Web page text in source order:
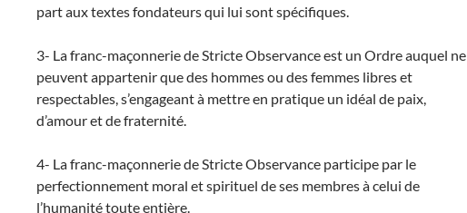
part aux textes fondateurs qui lui sont spécifiques.
3- La franc-maçonnerie de Stricte Observance est un Ordre auquel ne
peuvent appartenir que des hommes ou des femmes libres et
respectables, s’engageant à mettre en pratique un idéal de paix,
d’amour et de fraternité.
4- La franc-maçonnerie de Stricte Observance participe par le
perfectionnement moral et spirituel de ses membres à celui de
l’humanité toute entière.